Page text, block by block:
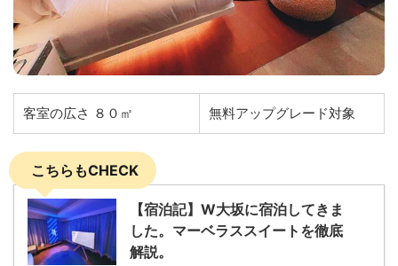
客室の広さ ８０㎡ 無料アップグレード対象
こちらもCHECK
【宿泊記】W大坂に宿泊してきま
した。マーベラススイートを徹底
解説。